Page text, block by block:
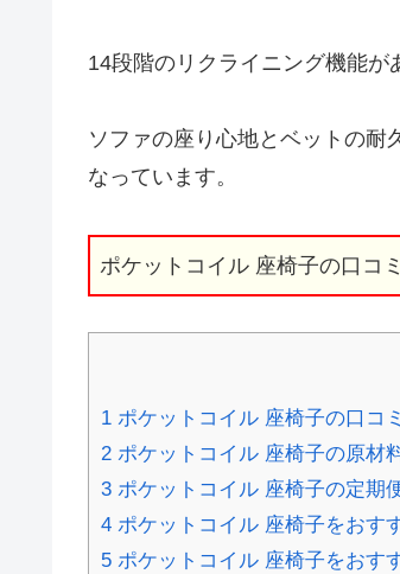
14段階のリクライニング機能が
ソファの座り心地とベットの耐
なっています。
ポケットコイル 座椅子の口コ
1 ポケットコイル 座椅子の口コ
2 ポケットコイル 座椅子の原材
3 ポケットコイル 座椅子の定期
4 ポケットコイル 座椅子をおす
5 ポケットコイル 座椅子をおす